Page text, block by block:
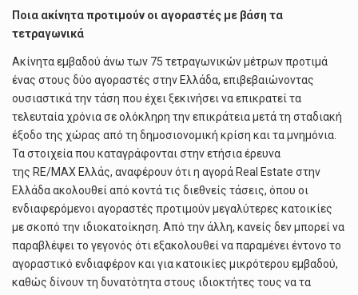
Ποια ακίνητα προτιμούν οι αγοραστές με βάση τα
τετραγωνικά
Ακίνητα εμβαδού άνω των 75 τετραγωνικών μέτρων προτιμά
ένας στους δύο αγοραστές στην Ελλάδα, επιβεβαιώνοντας
ουσιαστικά την τάση που έχει ξεκινήσει να επικρατεί τα
τελευταία χρόνια σε ολόκληρη την επικράτεια μετά τη σταδιακή
έξοδο της χώρας από τη δημοσιονομική κρίση και τα μνημόνια.
Τα στοιχεία που καταγράφονται στην ετήσια έρευνα
της RE/MAX Ελλάς, αναφέρουν ότι η αγορά Real Estate στην
Ελλάδα ακολουθεί από κοντά τις διεθνείς τάσεις, όπου οι
ενδιαφερόμενοι αγοραστές προτιμούν μεγαλύτερες κατοικίες
με σκοπό την ιδιοκατοίκηση. Από την άλλη, κανείς δεν μπορεί να
παραβλέψει το γεγονός ότι εξακολουθεί να παραμένει έντονο το
αγοραστικό ενδιαφέρον και για κατοικίες μικρότερου εμβαδού,
καθώς δίνουν τη δυνατότητα στους ιδιοκτήτες τους να τα